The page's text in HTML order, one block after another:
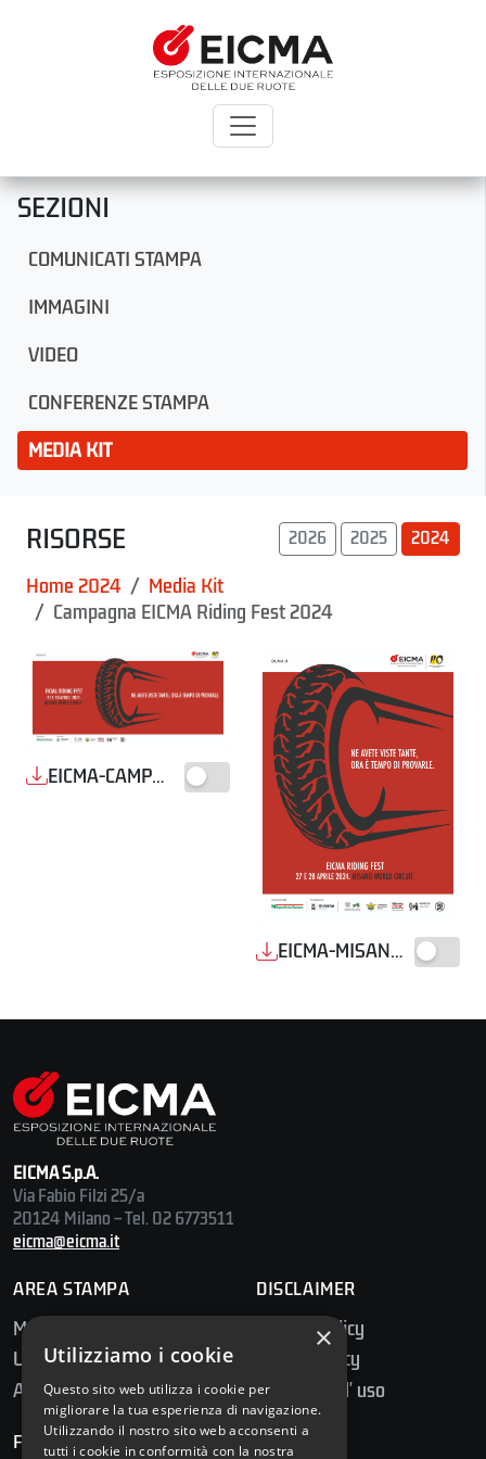
SEZIONI
COMUNICATI STAMPA
IMMAGINI
VIDEO
CONFERENZE STAMPA
MEDIA KIT
RISORSE 2026 2025 2024
Home 2024
Media Kit
Campagna EICMA Riding Fest 2024
EICMA-CAMPAGNA-MISANO_ORIZZONTALE
EICMA-MISANO-PAGINA_BASE
EICMA S.p.A.
Via Fabio Filzi 25/a
20124 Milano – Tel. 02 6773511
eicma@eicma.it
AREA STAMPA
Media Center
Ufficio Stampa
Accredito Stampa
DISCLAIMER
Privacy Policy
Cookie Policy
Condizioni d' uso
FOLLOW US
×
Utilizziamo i cookie
Questo sito web utilizza i cookie per
migliorare la tua esperienza di navigazione.
Utilizzando il nostro sito web acconsenti a
tutti i cookie in conformità con la nostra